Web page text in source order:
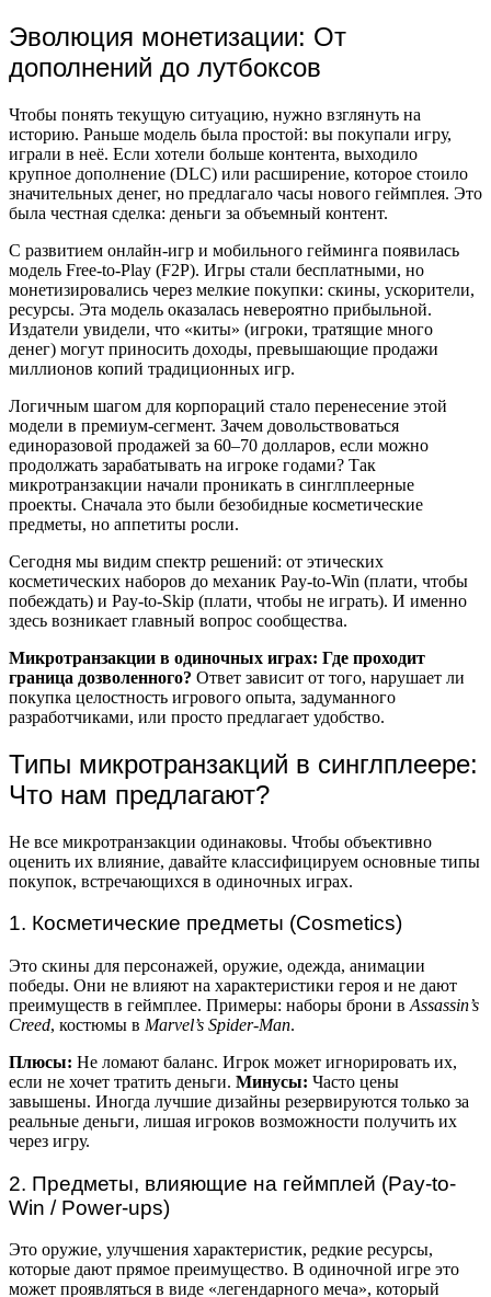
Эволюция монетизации: От
дополнений до лутбоксов
Чтобы понять текущую ситуацию, нужно взглянуть на
историю. Раньше модель была простой: вы покупали игру,
играли в неё. Если хотели больше контента, выходило
крупное дополнение (DLC) или расширение, которое стоило
значительных денег, но предлагало часы нового геймплея. Это
была честная сделка: деньги за объемный контент.
С развитием онлайн-игр и мобильного гейминга появилась
модель Free-to-Play (F2P). Игры стали бесплатными, но
монетизировались через мелкие покупки: скины, ускорители,
ресурсы. Эта модель оказалась невероятно прибыльной.
Издатели увидели, что «киты» (игроки, тратящие много
денег) могут приносить доходы, превышающие продажи
миллионов копий традиционных игр.
Логичным шагом для корпораций стало перенесение этой
модели в премиум-сегмент. Зачем довольствоваться
единоразовой продажей за 60–70 долларов, если можно
продолжать зарабатывать на игроке годами? Так
микротранзакции начали проникать в синглплеерные
проекты. Сначала это были безобидные косметические
предметы, но аппетиты росли.
Сегодня мы видим спектр решений: от этических
косметических наборов до механик Pay-to-Win (плати, чтобы
побеждать) и Pay-to-Skip (плати, чтобы не играть). И именно
здесь возникает главный вопрос сообщества.
Микротранзакции в одиночных играх: Где проходит
граница дозволенного? Ответ зависит от того, нарушает ли
покупка целостность игрового опыта, задуманного
разработчиками, или просто предлагает удобство.
Типы микротранзакций в синглплеере:
Что нам предлагают?
Не все микротранзакции одинаковы. Чтобы объективно
оценить их влияние, давайте классифицируем основные типы
покупок, встречающихся в одиночных играх.
1. Косметические предметы (Cosmetics)
Это скины для персонажей, оружие, одежда, анимации
победы. Они не влияют на характеристики героя и не дают
преимуществ в геймплее. Примеры: наборы брони в Assassin’s
Creed, костюмы в Marvel’s Spider-Man.
Плюсы: Не ломают баланс. Игрок может игнорировать их,
если не хочет тратить деньги. Минусы: Часто цены
завышены. Иногда лучшие дизайны резервируются только за
реальные деньги, лишая игроков возможности получить их
через игру.
2. Предметы, влияющие на геймплей (Pay-to-
Win / Power-ups)
Это оружие, улучшения характеристик, редкие ресурсы,
которые дают прямое преимущество. В одиночной игре это
может проявляться в виде «легендарного меча», который